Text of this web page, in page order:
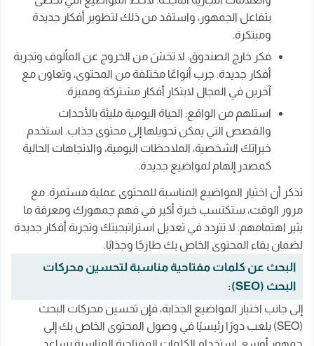
بتفاعل الجمهور، واستفد من ذلك لتطوير أفكار جديدة
ومبتكرة.
فكر خارج الصندوق: لا تخشَ من الخروج عن المألوف وتجربة
أفكار جديدة. جرب أنواعًا مختلفة من المحتوى، وتعاون مع
آخرين في المجال لابتكار أفكار مشتركة ومميزة.
استلهم من الواقع: الحياة اليومية مليئة بالأحداث
والقصص التي يمكن تحويلها إلى محتوى جذاب. استخدم
خبراتك الشخصية، الملاحظات اليومية، والاتجاهات الحالية
كمصدر إلهام لمواضيع جديدة.
تذكر أن اختيار المواضيع المناسبة للمحتوى عملية مستمرة. مع
مرور الوقت، ستكتسب خبرة أكبر في فهم جمهورك ومعرفة ما
يثير اهتمامهم. لا تتردد في تعديل استراتيجيتك وتجربة أفكار جديدة
لضمان بقاء المحتوى الخاص بك طازجًا وجذابًا.
البحث عن كلمات مفتاحية مناسبة لتحسين محركات
البحث (SEO):
إلى جانب اختيار المواضيع الجذابة، فإن تحسين محركات البحث
(SEO) يلعب دورًا رئيسيًا في وصول المحتوى الخاص بك إلى
جمهور أوسع. استخدام الكلمات المفتاحية المناسبة يساعد